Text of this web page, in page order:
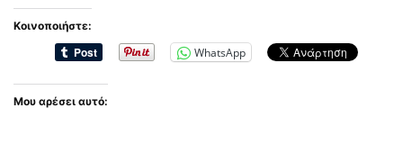
Κοινοποιήστε:
WhatsApp
Μου αρέσει αυτό: